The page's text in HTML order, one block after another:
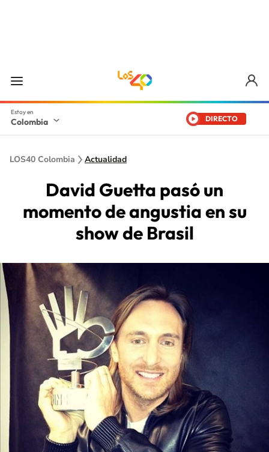
Colombia DIRECTO
LOS40 Colombia Actualidad
David Guetta pasó un
momento de angustia en su
show de Brasil